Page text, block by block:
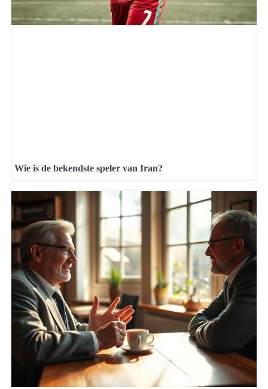
Wie is de bekendste speler van Iran?